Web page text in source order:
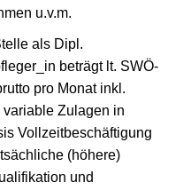
u.v.m.
als Dipl.
beträgt lt. SWÖ-
pro Monat inkl.
Zulagen in
Vollzeitbeschäftigung
(höhere)
und